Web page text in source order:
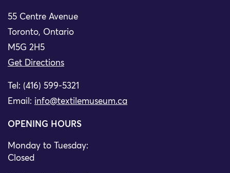
55 Centre Avenue
Toronto, Ontario
M5G 2H5
Get Directions
Tel: (416) 599-5321
Email: info@textilemuseum.ca
OPENING HOURS
Monday to Tuesday:
Closed